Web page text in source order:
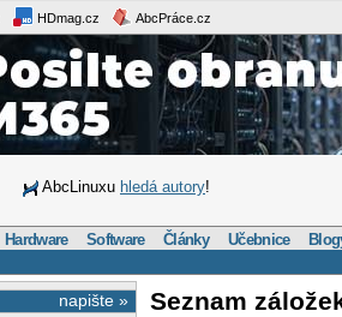
HDmag.cz AbcPráce.cz
AbcLinuxu hledá autory!
Hardware Software Články Učebnice
napište » Seznam